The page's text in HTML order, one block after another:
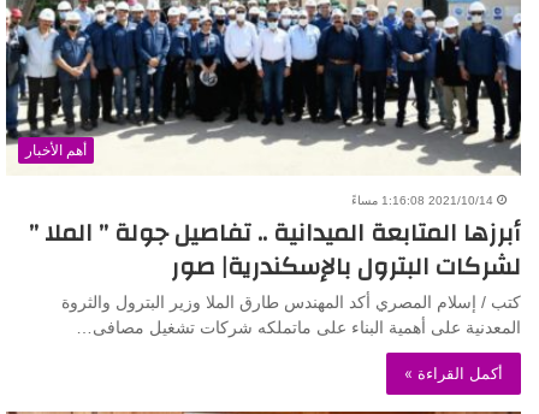
أهم الأخبار
2021/10/14 1:16:08 مساءً
أبرزها المتابعة الميدانية .. تفاصيل جولة ” الملا ”
لشركات البترول بالإسكندرية| صور
كتب / إسلام المصري أكد المهندس طارق الملا وزير البترول والثروة
المعدنية على أهمية البناء على ماتملكه شركات تشغيل مصافى…
أكمل القراءة »